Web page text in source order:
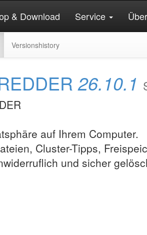
& Download Service
Versionshistory
26.10.1
auf Ihrem Computer.
Cluster-Tipps,
und sicher